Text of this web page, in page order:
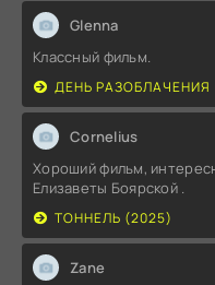
Glenna
Классный фильм.
ДЕНЬ РАЗОБЛАЧЕНИЯ
Cornelius
Хороший фильм,
Елизаветы Боярской .
ТОННЕЛЬ (2025)
Zane